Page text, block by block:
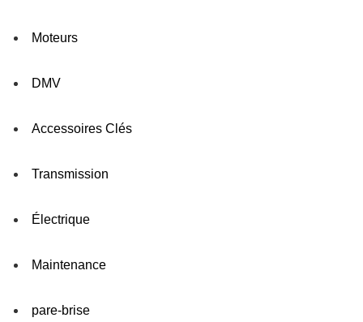
Moteurs
DMV
Accessoires Clés
Transmission
Électrique
Maintenance
pare-brise